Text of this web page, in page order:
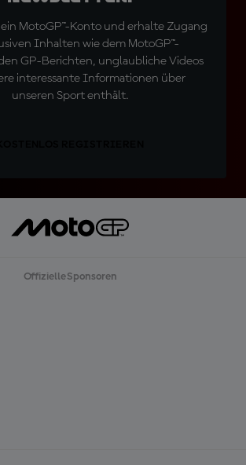
MotoGP™-Konto und erhalte Zugang
Inhalten wie dem MotoGP™-
GP-Berichten, unglaubliche Videos
interessante Informationen über
unseren Sport enthält.
Offizielle Sponsoren